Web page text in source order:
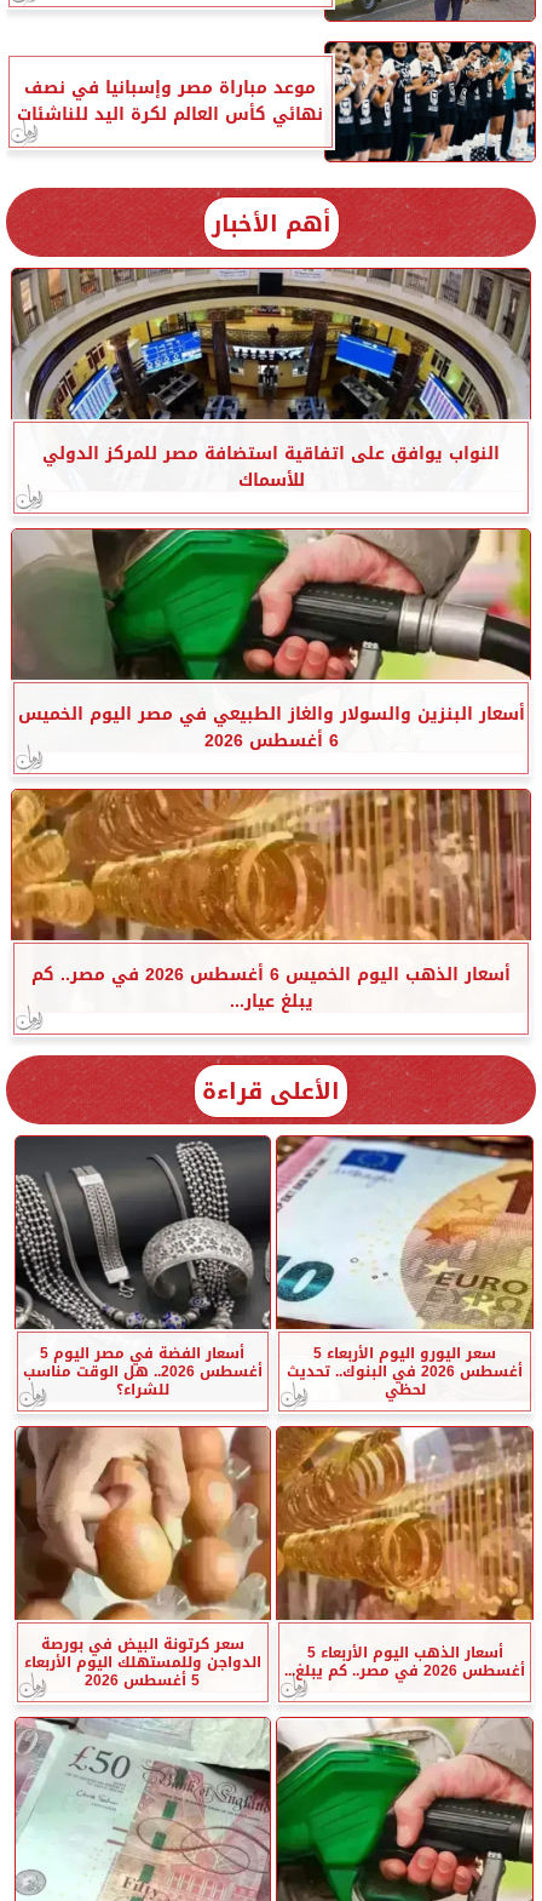
موعد مباراة مصر وإسبانيا في نصف
نهائي كأس العالم لكرة اليد للناشئات
أهم الأخبار
النواب يوافق على اتفاقية استضافة مصر للمركز الدولي
للأسماك
أسعار البنزين والسولار والغاز الطبيعي في مصر اليوم الخميس
6 أغسطس 2026
أسعار الذهب اليوم الخميس 6 أغسطس 2026 في مصر.. كم
يبلغ عيار...
الأعلى قراءة
سعر اليورو اليوم الأربعاء 5
أغسطس 2026 في البنوك.. تحديث
لحظي
أسعار الفضة في مصر اليوم 5
أغسطس 2026.. هل الوقت مناسب
للشراء؟
أسعار الذهب اليوم الأربعاء 5
أغسطس 2026 في مصر.. كم يبلغ...
سعر كرتونة البيض في بورصة
الدواجن وللمستهلك اليوم الأربعاء
5 أغسطس 2026